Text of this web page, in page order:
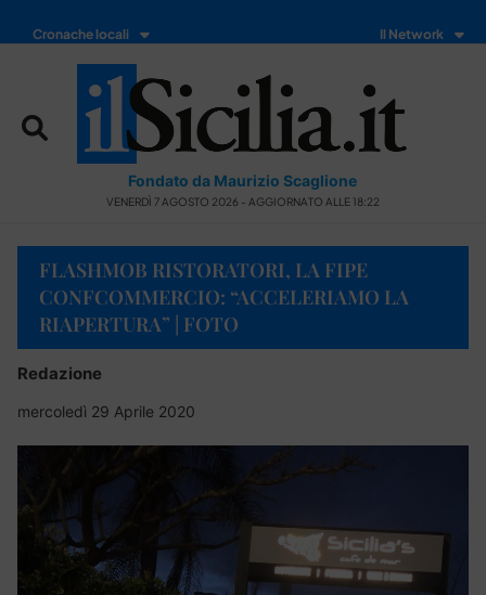
Cronache locali Il Network
Fondato da Maurizio Scaglione
VENERDÌ 7 AGOSTO 2026 - AGGIORNATO ALLE 18:22
FLASHMOB RISTORATORI, LA FIPE
CONFCOMMERCIO: “ACCELERIAMO LA
RIAPERTURA” | FOTO
Redazione
mercoledì 29 Aprile 2020